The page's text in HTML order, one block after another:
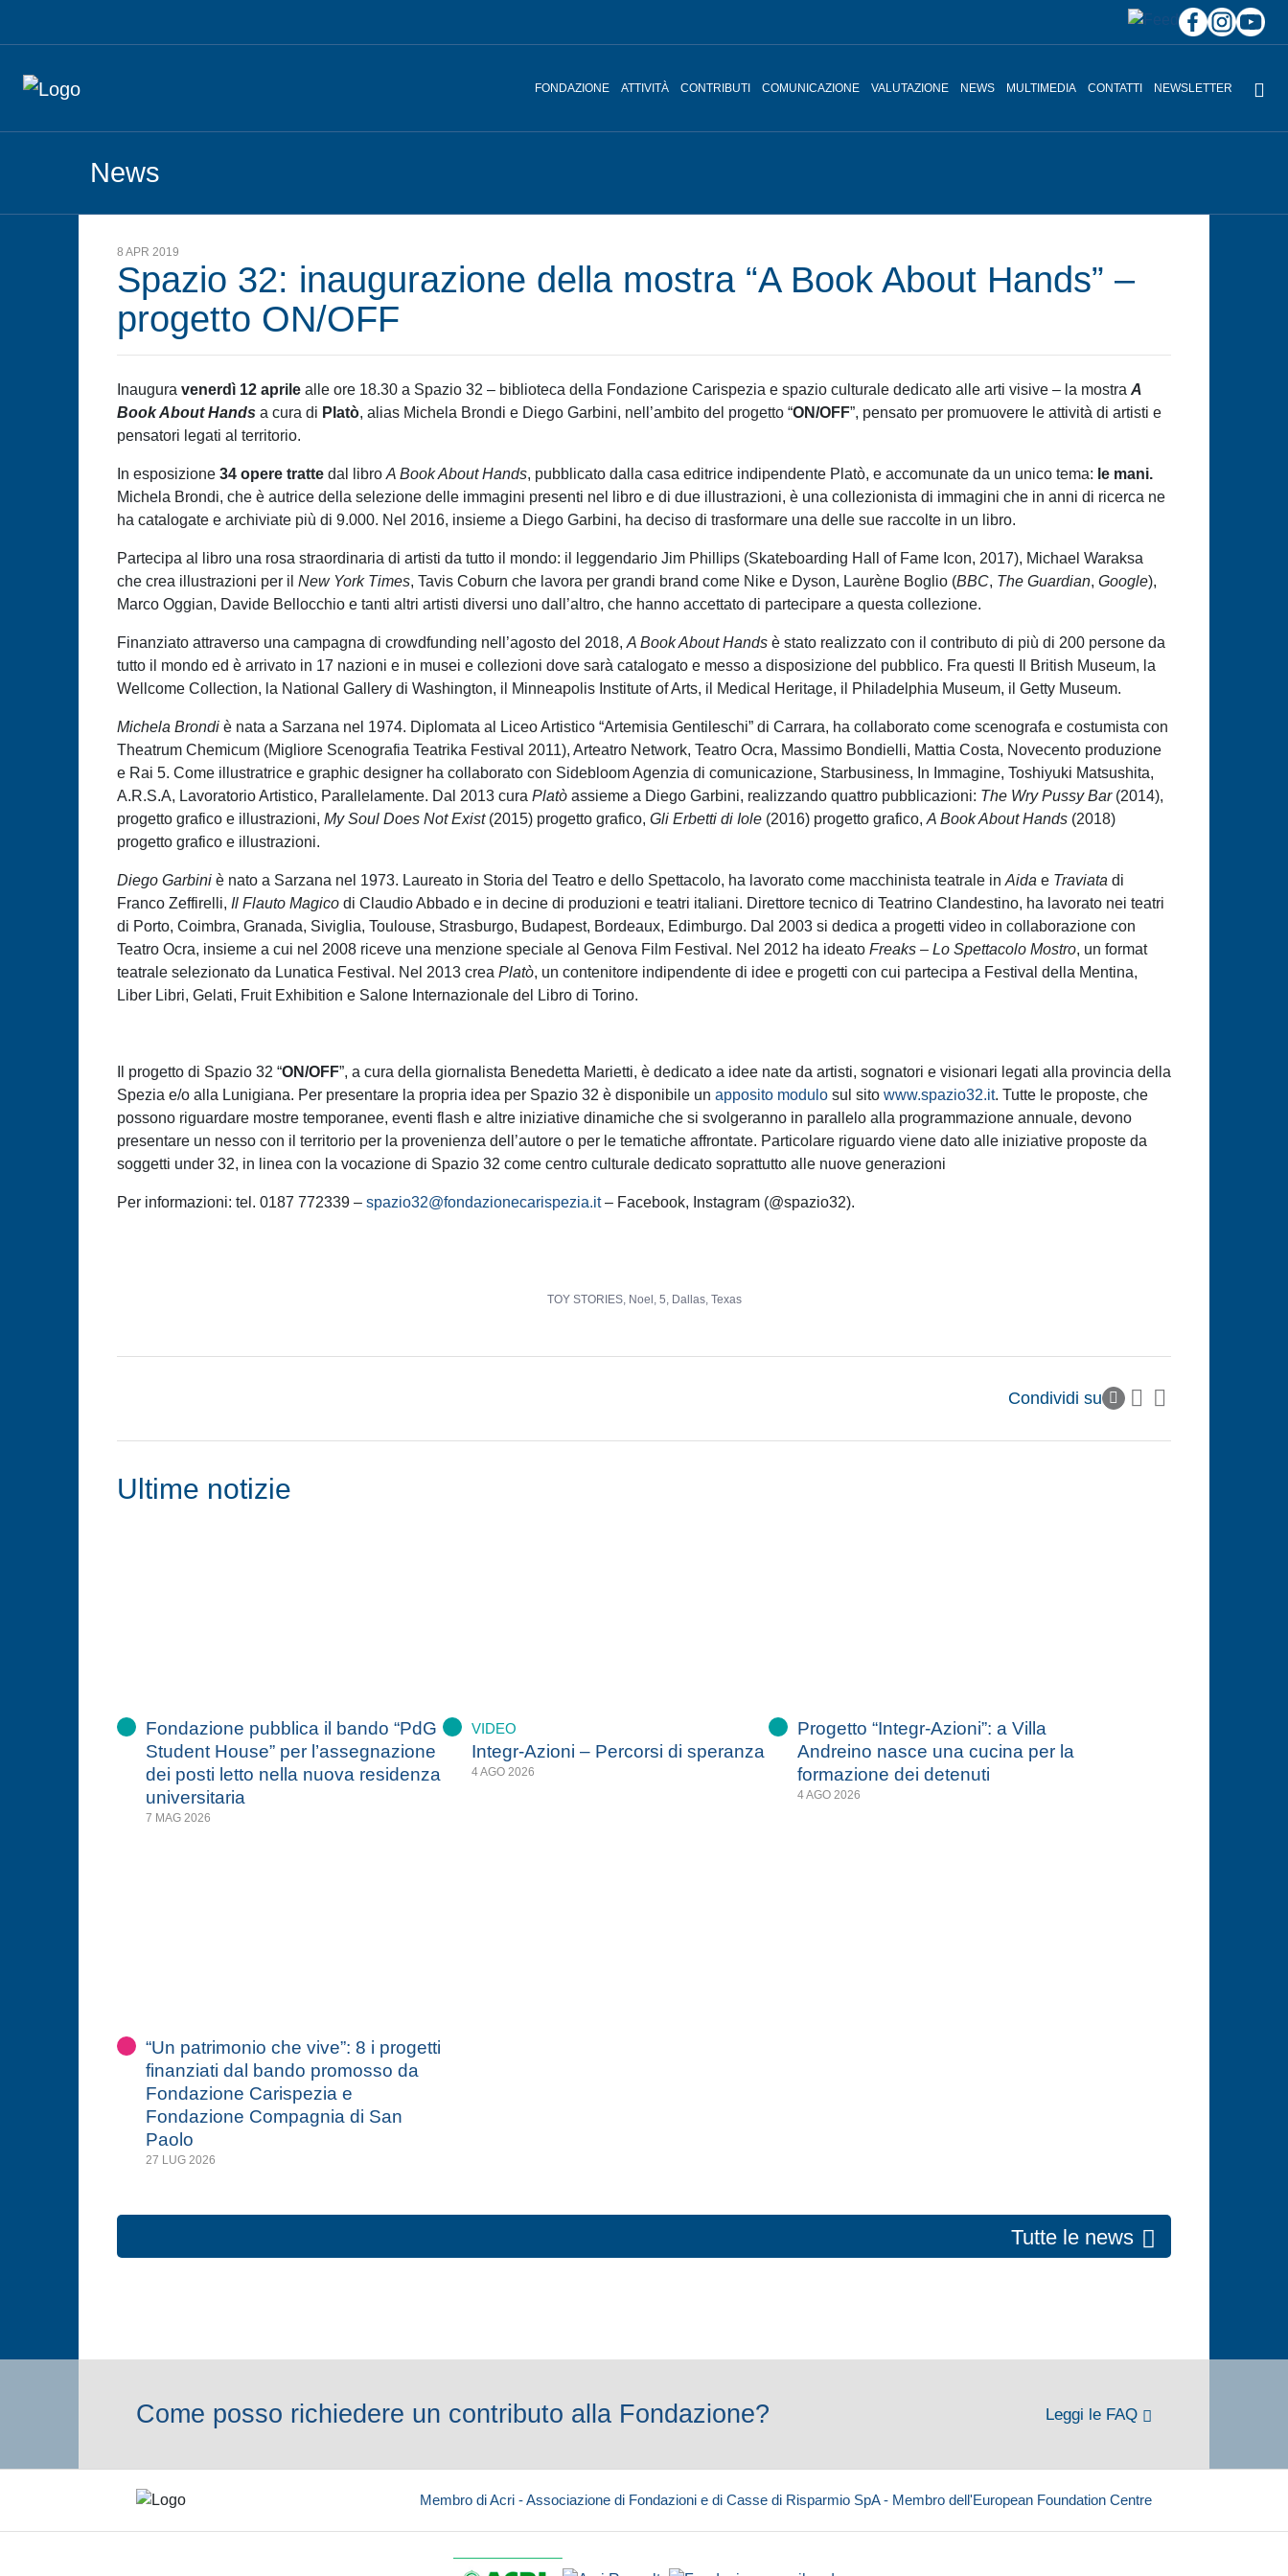
FONDAZIONE ATTIVITÀ CONTRIBUTI COMUNICAZIONE VALUTAZIONE NEWS MULTIMEDIA CONTATTI NEWSLETTER
News
8 APR 2019
Spazio 32: inaugurazione della mostra “A Book About Hands” –
progetto ON/OFF
Inaugura venerdì 12 aprile alle ore 18.30 a Spazio 32 – biblioteca della Fondazione Carispezia e spazio culturale dedicato alle arti visive – la mostra A
Book About Hands a cura di Platò, alias Michela Brondi e Diego Garbini, nell’ambito del progetto “ON/OFF”, pensato per promuovere le attività di artisti e
pensatori legati al territorio.
In esposizione 34 opere tratte dal libro A Book About Hands, pubblicato dalla casa editrice indipendente Platò, e accomunate da un unico tema: le mani.
Michela Brondi, che è autrice della selezione delle immagini presenti nel libro e di due illustrazioni, è una collezionista di immagini che in anni di ricerca ne
ha catalogate e archiviate più di 9.000. Nel 2016, insieme a Diego Garbini, ha deciso di trasformare una delle sue raccolte in un libro.
Partecipa al libro una rosa straordinaria di artisti da tutto il mondo: il leggendario Jim Phillips (Skateboarding Hall of Fame Icon, 2017), Michael Waraksa
che crea illustrazioni per il New York Times, Tavis Coburn che lavora per grandi brand come Nike e Dyson, Laurène Boglio (BBC, The Guardian, Google),
Marco Oggian, Davide Bellocchio e tanti altri artisti diversi uno dall’altro, che hanno accettato di partecipare a questa collezione.
Finanziato attraverso una campagna di crowdfunding nell’agosto del 2018, A Book About Hands è stato realizzato con il contributo di più di 200 persone da
tutto il mondo ed è arrivato in 17 nazioni e in musei e collezioni dove sarà catalogato e messo a disposizione del pubblico. Fra questi Il British Museum, la
Wellcome Collection, la National Gallery di Washington, il Minneapolis Institute of Arts, il Medical Heritage, il Philadelphia Museum, il Getty Museum.
Michela Brondi è nata a Sarzana nel 1974. Diplomata al Liceo Artistico “Artemisia Gentileschi” di Carrara, ha collaborato come scenografa e costumista con
Theatrum Chemicum (Migliore Scenografia Teatrika Festival 2011), Arteatro Network, Teatro Ocra, Massimo Bondielli, Mattia Costa, Novecento produzione
e Rai 5. Come illustratrice e graphic designer ha collaborato con Sidebloom Agenzia di comunicazione, Starbusiness, In Immagine, Toshiyuki Matsushita,
A.R.S.A, Lavoratorio Artistico, Parallelamente. Dal 2013 cura Platò assieme a Diego Garbini, realizzando quattro pubblicazioni: The Wry Pussy Bar (2014),
progetto grafico e illustrazioni, My Soul Does Not Exist (2015) progetto grafico, Gli Erbetti di Iole (2016) progetto grafico, A Book About Hands (2018)
progetto grafico e illustrazioni.
Diego Garbini è nato a Sarzana nel 1973. Laureato in Storia del Teatro e dello Spettacolo, ha lavorato come macchinista teatrale in Aida e Traviata di
Franco Zeffirelli, Il Flauto Magico di Claudio Abbado e in decine di produzioni e teatri italiani. Direttore tecnico di Teatrino Clandestino, ha lavorato nei teatri
di Porto, Coimbra, Granada, Siviglia, Toulouse, Strasburgo, Budapest, Bordeaux, Edimburgo. Dal 2003 si dedica a progetti video in collaborazione con
Teatro Ocra, insieme a cui nel 2008 riceve una menzione speciale al Genova Film Festival. Nel 2012 ha ideato Freaks – Lo Spettacolo Mostro, un format
teatrale selezionato da Lunatica Festival. Nel 2013 crea Platò, un contenitore indipendente di idee e progetti con cui partecipa a Festival della Mentina,
Liber Libri, Gelati, Fruit Exhibition e Salone Internazionale del Libro di Torino.
Il progetto di Spazio 32 “ON/OFF”, a cura della giornalista Benedetta Marietti, è dedicato a idee nate da artisti, sognatori e visionari legati alla provincia della
Spezia e/o alla Lunigiana. Per presentare la propria idea per Spazio 32 è disponibile un apposito modulo sul sito www.spazio32.it. Tutte le proposte, che
possono riguardare mostre temporanee, eventi flash e altre iniziative dinamiche che si svolgeranno in parallelo alla programmazione annuale, devono
presentare un nesso con il territorio per la provenienza dell’autore o per le tematiche affrontate. Particolare riguardo viene dato alle iniziative proposte da
soggetti under 32, in linea con la vocazione di Spazio 32 come centro culturale dedicato soprattutto alle nuove generazioni
Per informazioni: tel. 0187 772339 – spazio32@fondazionecarispezia.it– Facebook, Instagram (@spazio32).
TOY STORIES, Noel, 5, Dallas, Texas
Condividi su
Ultime notizie
Fondazione pubblica il bando “PdG
Student House” per l’assegnazione
dei posti letto nella nuova residenza
universitaria
7 MAG 2026
VIDEO
Integr-Azioni – Percorsi di speranza
4 AGO 2026
Progetto “Integr-Azioni”: a Villa
Andreino nasce una cucina per la
formazione dei detenuti
4 AGO 2026
“Un patrimonio che vive”: 8 i progetti
finanziati dal bando promosso da
Fondazione Carispezia e
Fondazione Compagnia di San
Paolo
27 LUG 2026
Tutte le news
Come posso richiedere un contributo alla Fondazione? Leggi le FAQ
Membro di Acri - Associazione di Fondazioni e di Casse di Risparmio SpA - Membro dell'European Foundation Centre